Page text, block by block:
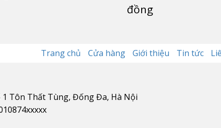
đồng
Trang chủ Cửa hàng Giới thiệu Tin tức
1 Tôn Thất Tùng, Đống Đa, Hà Nội